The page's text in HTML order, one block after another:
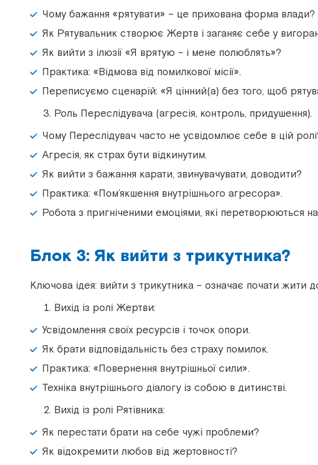
Чому бажання «рятувати» – це прихована форма влади?
Як Рятувальник створює Жертв і заганяє себе у
Як вийти з ілюзії «Я врятую – і мене полюблять»?
Практика: «Відмова від помилкової місії».
Переписуємо сценарій: «Я цінний(а) без того, щоб
Роль Переслідувача (агресія, контроль, придушення).
Чому Переслідувач часто не усвідомлює себе в цій
Агресія, як страх бути відкинутим.
Як вийти з бажання карати, звинувачувати, доводити?
Практика: «Пом’якшення внутрішнього агресора».
Робота з пригніченими емоціями, які перетворюються
Блок 3: Як вийти з трикутника?
Ключова ідея: вийти з трикутника – означає почати жити
Вихід із ролі Жертви:
Усвідомлення своїх ресурсів і точок опори.
Як брати відповідальність без страху помилок.
Практика: «Повернення внутрішньої сили».
Техніка внутрішнього діалогу із собою в дитинстві.
Вихід із ролі Рятівника:
Як перестати брати на себе чужі проблеми?
Як відокремити любов від жертовності?